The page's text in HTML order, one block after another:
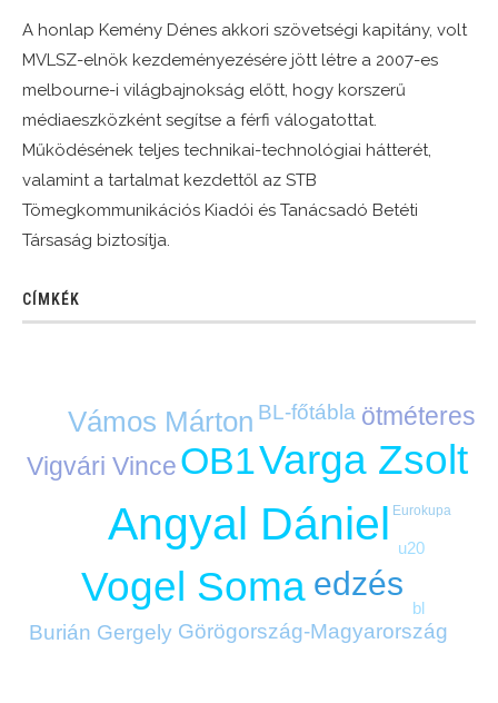
A honlap Kemény Dénes akkori szövetségi kapitány, volt
MVLSZ-elnök kezdeményezésére jött létre a 2007-es
melbourne-i világbajnokság előtt, hogy korszerű
médiaeszközként segítse a férfi válogatottat.
Működésének teljes technikai-technológiai hátterét,
valamint a tartalmat kezdettől az STB
Tömegkommunikációs Kiadói és Tanácsadó Betéti
Társaság biztosítja.
CÍMKÉK
Angyal Dániel
Varga Zsolt
Vogel Soma
OB1
edzés
Vámos Márton
Vigvári Vince
ötméteres
BL-főtábla
Burián Gergely Görögország-Magyarország
bl
u20
Eurokupa